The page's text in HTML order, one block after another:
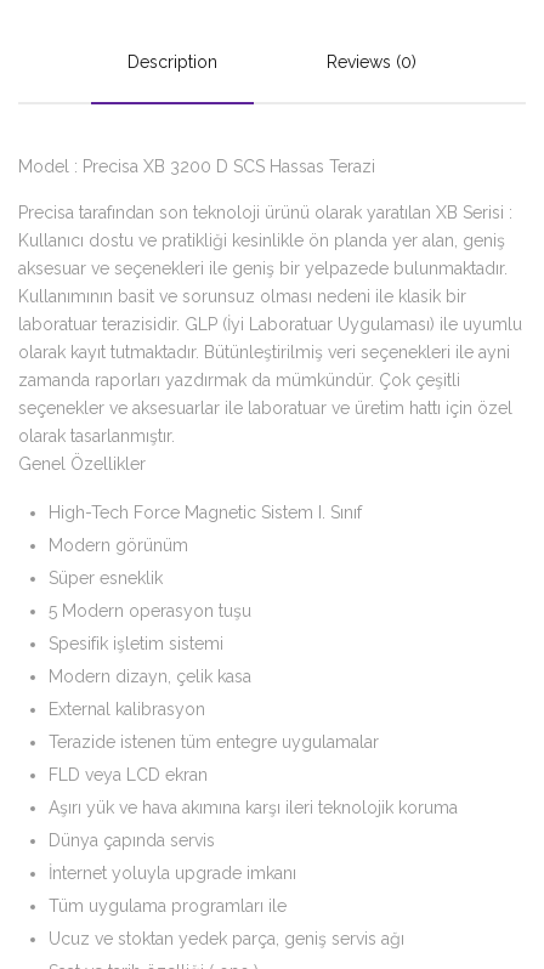
Description Reviews (0)
Model : Precisa XB 3200 D SCS Hassas Terazi
Precisa tarafından son teknoloji ürünü olarak yaratılan XB Serisi :
Kullanıcı dostu ve pratikliği kesinlikle ön planda yer alan, geniş
aksesuar ve seçenekleri ile geniş bir yelpazede bulunmaktadır.
Kullanımının basit ve sorunsuz olması nedeni ile klasik bir
laboratuar terazisidir. GLP (İyi Laboratuar Uygulaması) ile uyumlu
olarak kayıt tutmaktadır. Bütünleştirilmiş veri seçenekleri ile ayni
zamanda raporları yazdırmak da mümkündür. Çok çeşitli
seçenekler ve aksesuarlar ile laboratuar ve üretim hattı için özel
olarak tasarlanmıştır.
Genel Özellikler
High-Tech Force Magnetic Sistem I. Sınıf
Modern görünüm
Süper esneklik
5 Modern operasyon tuşu
Spesifik işletim sistemi
Modern dizayn, çelik kasa
External kalibrasyon
Terazide istenen tüm entegre uygulamalar
FLD veya LCD ekran
Aşırı yük ve hava akımına karşı ileri teknolojik koruma
Dünya çapında servis
İnternet yoluyla upgrade imkanı
Tüm uygulama programları ile
Ucuz ve stoktan yedek parça, geniş servis ağı